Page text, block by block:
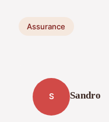
Assurance
S Sandro